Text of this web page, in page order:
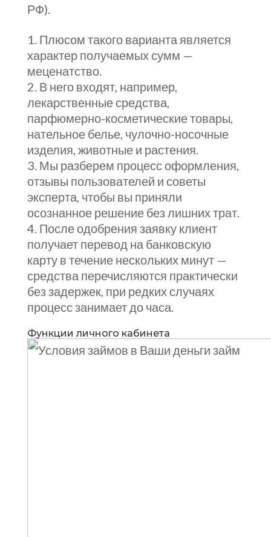
РФ).
Плюсом такого варианта является
характер получаемых сумм —
меценатство.
В него входят, например,
лекарственные средства,
парфюмерно-косметические товары,
нательное белье, чулочно-носочные
изделия, животные и растения.
Мы разберем процесс оформления,
отзывы пользователей и советы
эксперта, чтобы вы приняли
осознанное решение без лишних трат.
После одобрения заявку клиент
получает перевод на банковскую
карту в течение нескольких минут —
средства перечисляются практически
без задержек, при редких случаях
процесс занимает до часа.
Функции личного кабинета